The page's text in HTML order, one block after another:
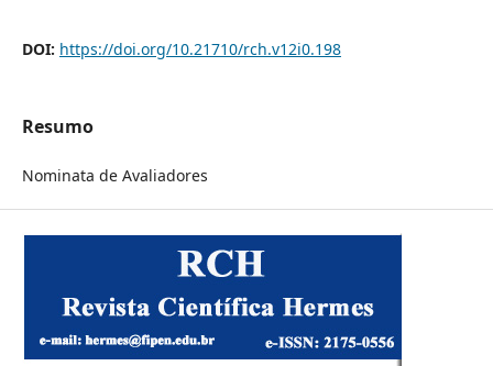
DOI: https://doi.org/10.21710/rch.v12i0.198
Resumo
Nominata de Avaliadores